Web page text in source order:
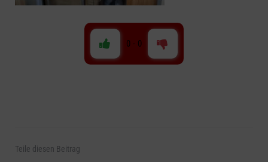
0 - 0
Teile diesen Beitrag